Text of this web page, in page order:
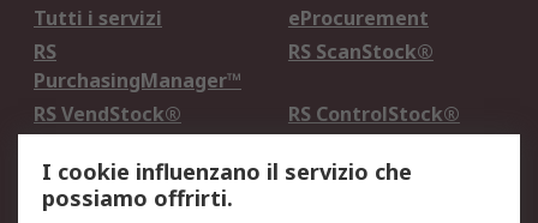
Tutti i servizi
eProcurement
RS
PurchasingManager™
RS ScanStock®
RS VendStock®
RS ControlStock®
Legale
I cookie influenzano il servizio che
possiamo offrirti.